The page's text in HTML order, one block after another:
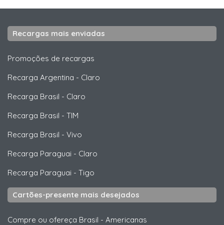
Recargas mais enviadas
Promoções de recargas
Recarga Argentina - Claro
Recarga Brasil - Claro
Recarga Brasil - TIM
Recarga Brasil - Vivo
Recarga Paraguai - Claro
Recarga Paraguai - Tigo
Cartões-presente mais desejados
Compre ou ofereça Brasil - Americanas